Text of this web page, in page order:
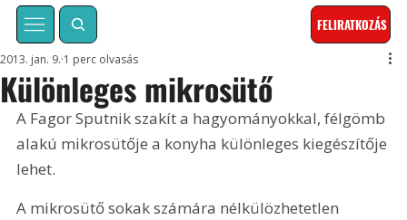
FELIRATKOZÁS
Különleges mikrosütő
2013. jan. 9. 1 perc olvasás
A Fagor Sputnik szakít a hagyományokkal, félgömb
alakú mikrosütője a konyha különleges kiegészítője
lehet.
A mikrosütő sokak számára nélkülözhetetlen